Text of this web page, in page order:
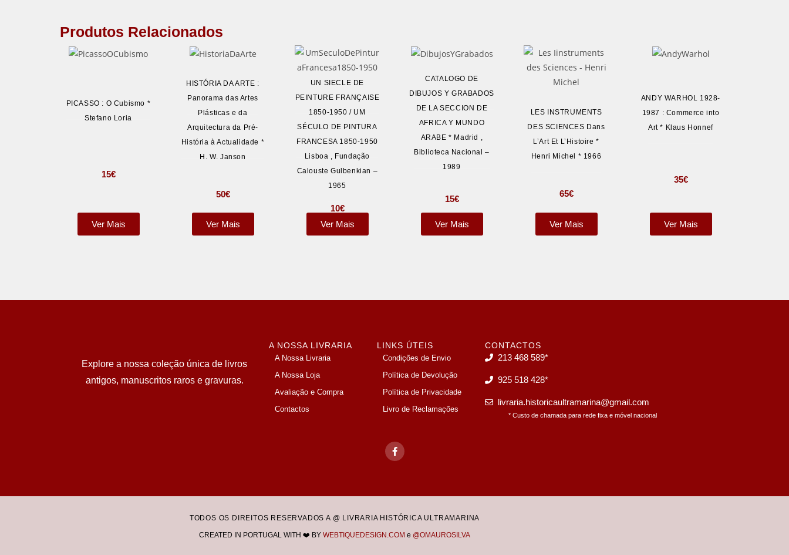
Produtos Relacionados
PICASSO : O Cubismo *
Stefano Loria
15€
Ver Mais
HISTÓRIA DA ARTE :
Panorama das Artes
Plásticas e da
Arquitectura da Pré-
História à Actualidade *
H. W. Janson
50€
Ver Mais
UN SIECLE DE
PEINTURE FRANÇAISE
1850-1950 / UM
SÉCULO DE PINTURA
FRANCESA 1850-1950
Lisboa , Fundação
Calouste Gulbenkian –
1965
10€
Ver Mais
CATALOGO DE
DIBUJOS Y GRABADOS
DE LA SECCION DE
AFRICA Y MUNDO
ARABE * Madrid ,
Biblioteca Nacional –
1989
15€
Ver Mais
LES INSTRUMENTS
DES SCIENCES Dans
L’Art Et L’Histoire *
Henri Michel * 1966
65€
Ver Mais
ANDY WARHOL 1928-
1987 : Commerce into
Art * Klaus Honnef
35€
Ver Mais
Explore a nossa coleção única de livros
antigos, manuscritos raros e gravuras.
A NOSSA LIVRARIA
A Nossa Livraria
A Nossa Loja
Avaliação e Compra
Contactos
LINKS ÚTEIS
Condições de Envio
Política de Devolução
Política de Privacidade
Livro de Reclamações
CONTACTOS
213 468 589*
925 518 428*
livraria.historicaultramarina@gmail.com
* Custo de chamada para rede fixa e móvel nacional
TODOS OS DIREITOS RESERVADOS A @ LIVRARIA HISTÓRICA ULTRAMARINA
CREATED IN PORTUGAL WITH ❤️ BY WEBTIQUEDESIGN.COM e @OMAUROSILVA